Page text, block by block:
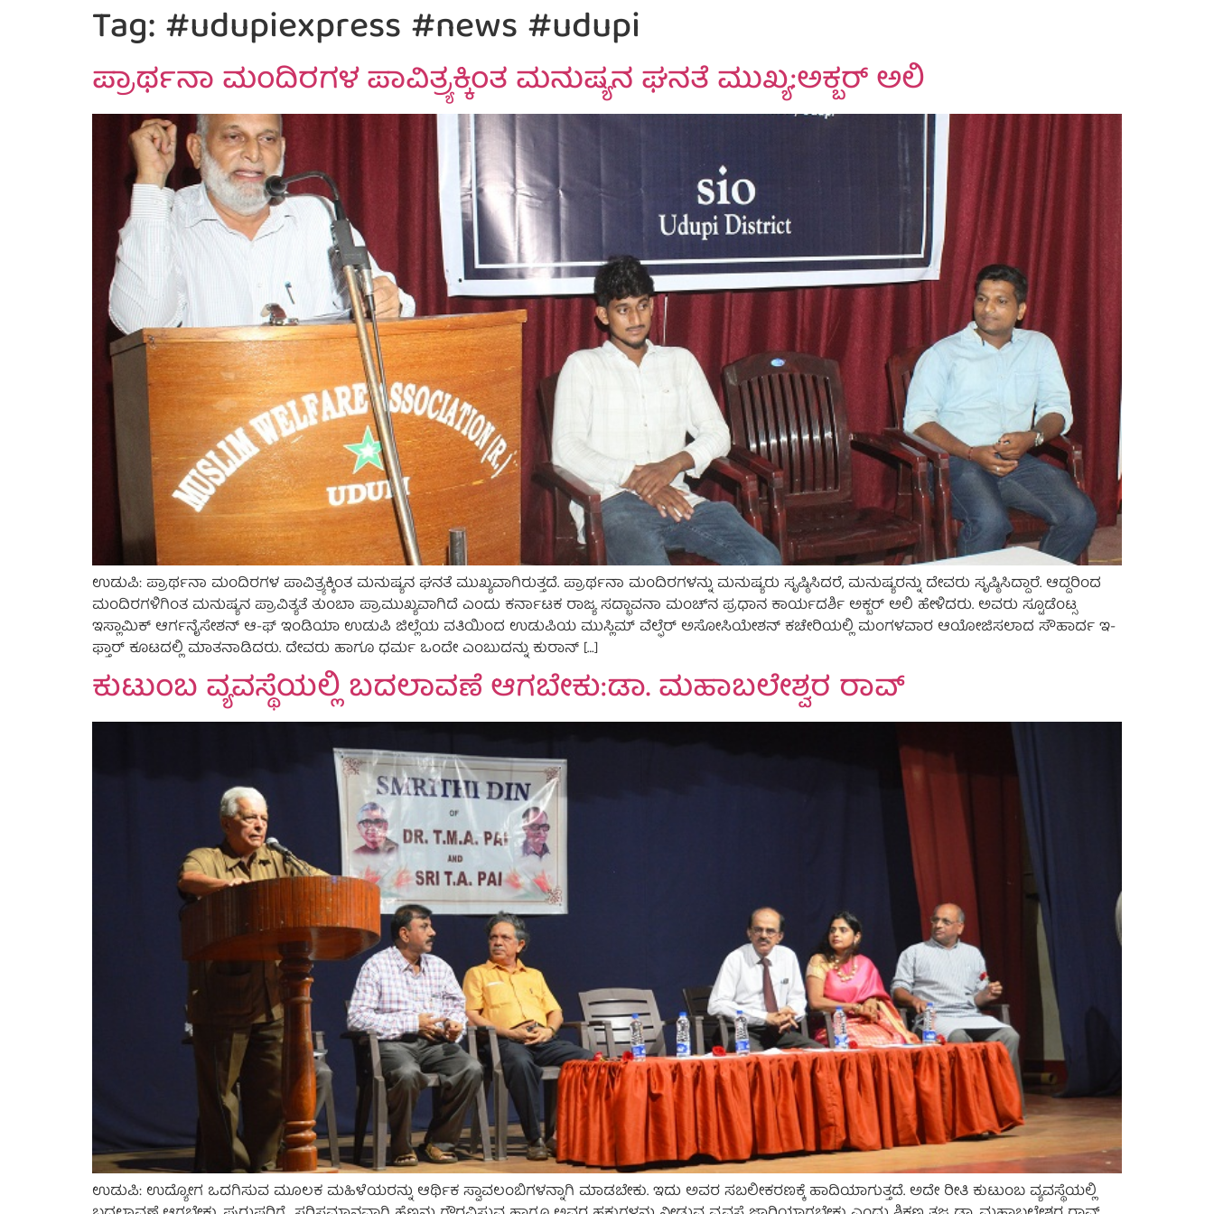
Tag:#udupiexpress #news #udupi
ಪ್ರಾರ್ಥನಾ ಮಂದಿರಗಳ ಪಾವಿತ್ರ್ಯಕ್ಕಿಂತ ಮನುಷ್ಯನ ಘನತೆ ಮುಖ್ಯ:ಅಕ್ಬರ್‌ ಅಲಿ
ಉಡುಪಿ: ಪ್ರಾರ್ಥನಾ ಮಂದಿರಗಳ ಪಾವಿತ್ರ್ಯಕ್ಕಿಂತ ಮನುಷ್ಯನ ಘನತೆ ಮುಖ್ಯವಾಗಿರುತ್ತದೆ. ಪ್ರಾರ್ಥನಾ ಮಂದಿರಗಳನ್ನು ಮನುಷ್ಯರು ಸೃಷ್ಠಿಸಿದರೆ, ಮನುಷ್ಯರನ್ನು ದೇವರು ಸೃಷ್ಠಿಸಿದ್ದಾರೆ. ಆದ್ದರಿಂದ
ಮಂದಿರಗಳಿಗಿಂತ ಮನುಷ್ಯನ ಪ್ರಾವಿತ್ಯತೆ ತುಂಬಾ ಪ್ರಾಮುಖ್ಯವಾಗಿದೆ ಎಂದು ಕರ್ನಾಟಕ ರಾಜ್ಯ ಸದ್ಭಾವನಾ ಮಂಚ್‌ನ ಪ್ರಧಾನ ಕಾರ್ಯದರ್ಶಿ ಅಕ್ಬರ್‌ ಅಲಿ ಹೇಳಿದರು. ಅವರು ಸ್ಟೂಡೆಂಟ್ಸ
ಇಸ್ಲಾಮಿಕ್‌ ಆರ್ಗನೈಸೇಶನ್‌ ಆ-ಫ್‌ ಇಂಡಿಯಾ ಉಡುಪಿ ಜಿಲ್ಲೆಯ ವತಿಯಿಂದ ಉಡುಪಿಯ ಮುಸ್ಲಿಮ್‌ ವೆಲ್ಫೆರ್‌ ಅಸೋಸಿಯೇಶನ್‌ ಕಚೇರಿಯಲ್ಲಿ ಮಂಗಳವಾರ ಆಯೋಜಿಸಲಾದ ಸೌಹಾರ್ದ ಇ-
ಫ್ತಾರ್‌ ಕೂಟದಲ್ಲಿ ಮಾತನಾಡಿದರು. ದೇವರು ಹಾಗೂ ಧರ್ಮ ಒಂದೇ ಎಂಬುದನ್ನು ಕುರಾನ್‌ […]
ಕುಟುಂಬ ವ್ಯವಸ್ಥೆಯಲ್ಲಿ ಬದಲಾವಣೆ ಆಗಬೇಕು:ಡಾ. ಮಹಾಬಲೇಶ್ವರ ರಾವ್‌
ಉಡುಪಿ: ಉದ್ಯೋಗ ಒದಗಿಸುವ ಮೂಲಕ ಮಹಿಳೆಯರನ್ನು ಆರ್ಥಿಕ ಸ್ವಾವಲಂಬಿಗಳನ್ನಾಗಿ ಮಾಡಬೇಕು. ಇದು ಅವರ ಸಬಲೀಕರಣಕ್ಕೆ ಹಾದಿಯಾಗುತ್ತದೆ. ಅದೇ ರೀತಿ ಕುಟುಂಬ ವ್ಯವಸ್ಥೆಯಲ್ಲಿ